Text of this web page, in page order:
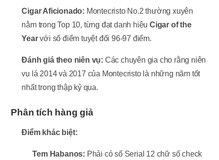
Cigar Aficionado: Montecristo No.2 thường xuyên
nằm trong Top 10, từng đạt danh hiệuCigar of the
Yearvới số điểm tuyệt đối 96-97 điểm.
Đánh giá theo niên vụ: Các chuyên gia cho rằng niên
vụ lá 2014 và 2017 của Montecristo là những năm tốt
nhất trong thập kỷ qua.
Phân tích hàng giả
Điểm khác biệt:
Tem Habanos: Phải có số Serial 12 chữ số check